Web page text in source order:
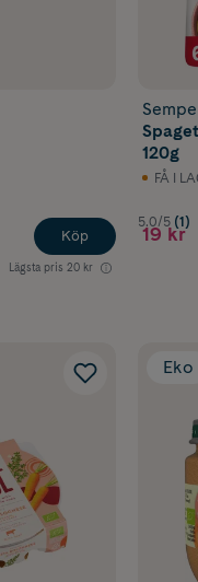
Lägsta pris 20 kr
Köp
120g
FÅ I
5.0/5 (1)
19 kr
Eko